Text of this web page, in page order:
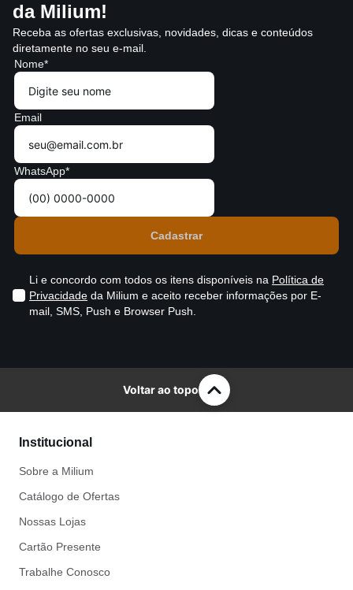
da Milium!
Receba as ofertas exclusivas, novidades, dicas e conteúdos
diretamente no seu e-mail.
Nome*
Email
WhatsApp*
Li e concordo com todos os itens disponíveis na Política de
Privacidade da Milium e aceito receber informações por E-
mail, SMS, Push e Browser Push.
Voltar ao topo
Institucional
Sobre a Milium
Catálogo de Ofertas
Nossas Lojas
Cartão Presente
Trabalhe Conosco